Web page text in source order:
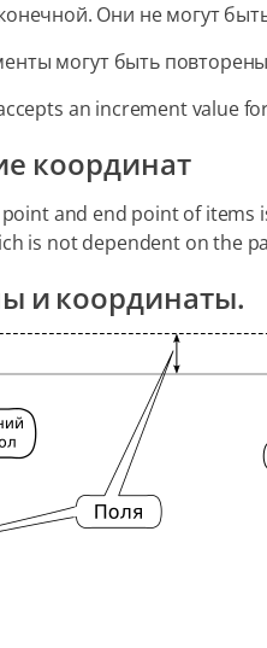
Они не могут
могут быть
an increment value
координат
and end point of items
is not dependent on the
и координаты.